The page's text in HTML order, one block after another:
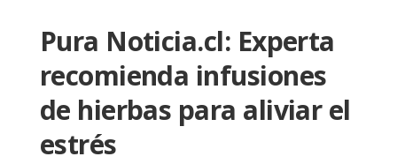
Pura Noticia.cl: Experta
recomienda infusiones
de hierbas para aliviar el
estrés